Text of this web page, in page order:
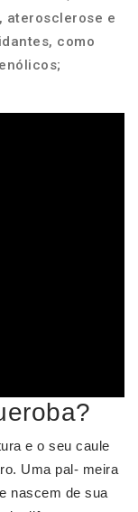
aterosclerose e
como
e o seu caule
Uma pal- meira
nascem de sua